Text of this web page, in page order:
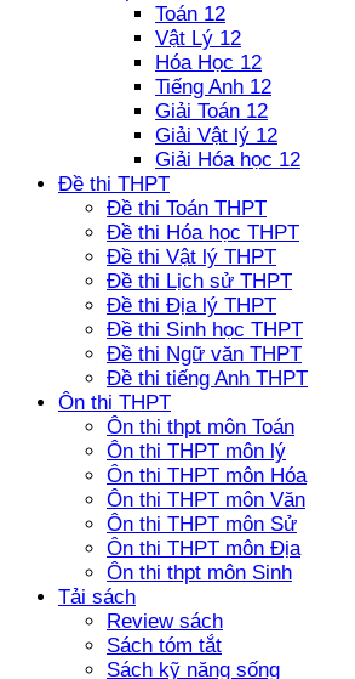
Toán 12
Vật Lý 12
Hóa Học 12
Tiếng Anh 12
Giải Toán 12
Giải Vật lý 12
Giải Hóa học 12
Đề thi THPT
Đề thi Toán THPT
Đề thi Hóa học THPT
Đề thi Vật lý THPT
Đề thi Lịch sử THPT
Đề thi Địa lý THPT
Đề thi Sinh học THPT
Đề thi Ngữ văn THPT
Đề thi tiếng Anh THPT
Ôn thi THPT
Ôn thi thpt môn Toán
Ôn thi THPT môn lý
Ôn thi THPT môn Hóa
Ôn thi THPT môn Văn
Ôn thi THPT môn Sử
Ôn thi THPT môn Địa
Ôn thi thpt môn Sinh
Tải sách
Review sách
Sách tóm tắt
Sách kỹ năng sống